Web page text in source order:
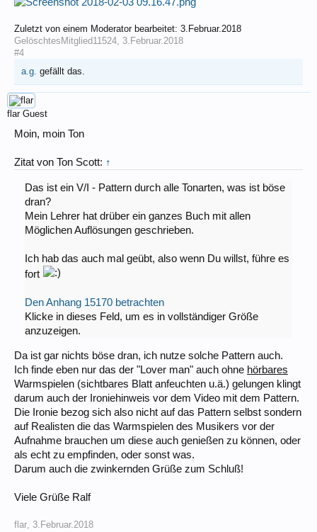
Zuletzt von einem Moderator bearbeitet: 3.Februar.2018
GelöschtesMitglied11524, 3.Februar.2018
#4
a.g. gefällt das.
flar Guest
Moin, moin Ton
Zitat von Ton Scott: ↑
Das ist ein V/I - Pattern durch alle Tonarten, was ist böse
dran?
Mein Lehrer hat drüber ein ganzes Buch mit allen
Möglichen Auflösungen geschrieben.
Ich hab das auch mal geübt, also wenn Du willst, führe es
fort
Den Anhang 15170 betrachten
Klicke in dieses Feld, um es in vollständiger Größe
anzuzeigen.
Da ist gar nichts böse dran, ich nutze solche Pattern auch.
Ich finde eben nur das der "Lover man" auch ohne hörbares
Warmspielen (sichtbares Blatt anfeuchten u.ä.) gelungen klingt
darum auch der Ironiehinweis vor dem Video mit dem Pattern.
Die Ironie bezog sich also nicht auf das Pattern selbst sondern
auf Realisten die das Warmspielen des Musikers vor der
Aufnahme brauchen um diese auch genießen zu können, oder
als echt zu empfinden, oder sonst was.
Darum auch die zwinkernden Grüße zum Schluß!
Viele Grüße Ralf
flar 3.Februar.2018